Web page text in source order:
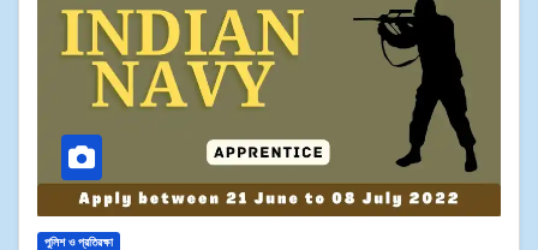
পুলিশ ও প্রতিরক্ষা